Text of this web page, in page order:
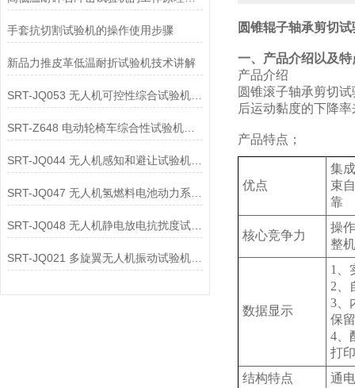
手套抗切割试验机的操作使用步骤
新品力推皮革低温耐折试验机技术讲解
SRT-JQ053 无人机可控性综合试验机的应用领域介绍
SRT-Z648 电动轮椅车综合性试验机可以用在哪些方面
SRT-JQ044 无人机感知和避让试验机的应用领域有哪些
SRT-JQ048 无人机静电放电抗扰度试验机有哪些特点
SRT-JQ021 多旋翼无人机振动试验机简单介绍 质量保证
圆锥辊子轴承剪切
一、产品介绍以及特
产品介绍
圆锥滚子轴承剪切
后运动黏度的下降
产品特点；
优点
集
束
靠
核心竞争力
操
整
数据显示
1、
2、
3、
保
4、
打
结构特点
通